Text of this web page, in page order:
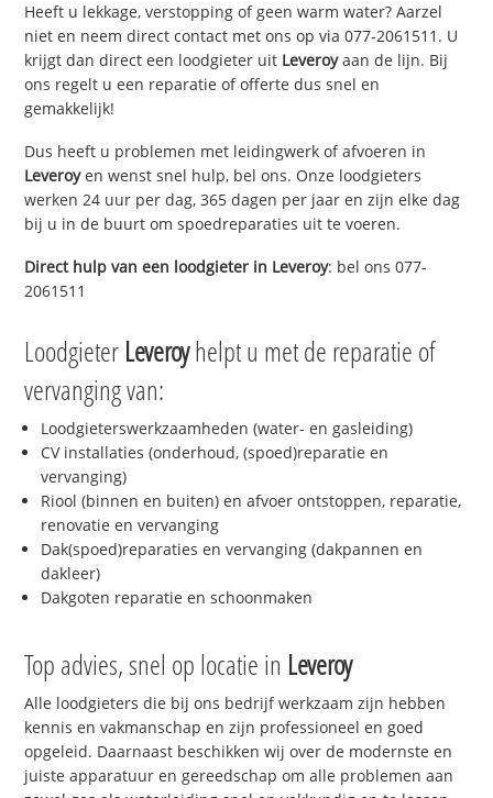
Heeft u lekkage, verstopping of geen warm water? Aarzel
niet en neem direct contact met ons op via 077-2061511. U
krijgt dan direct een loodgieter uit Leveroyaan de lijn. Bij
ons regelt u een reparatie of offerte dus snel en
gemakkelijk!
Dus heeft u problemen met leidingwerk of afvoeren in
Leveroyen wenst snel hulp, bel ons. Onze loodgieters
werken 24 uur per dag, 365 dagen per jaar en zijn elke dag
bij u in de buurt om spoedreparaties uit te voeren.
Direct hulp van een loodgieter in Leveroy: bel ons 077-
2061511
Loodgieter Leveroyhelpt u met de reparatie of
vervanging van:
Loodgieterswerkzaamheden (water- en gasleiding)
CV installaties (onderhoud, (spoed)reparatie en
vervanging)
Riool (binnen en buiten) en afvoer ontstoppen, reparatie,
renovatie en vervanging
Dak(spoed)reparaties en vervanging (dakpannen en
dakleer)
Dakgoten reparatie en schoonmaken
Top advies, snel op locatie in Leveroy
Alle loodgieters die bij ons bedrijf werkzaam zijn hebben
kennis en vakmanschap en zijn professioneel en goed
opgeleid. Daarnaast beschikken wij over de modernste en
juiste apparatuur en gereedschap om alle problemen aan